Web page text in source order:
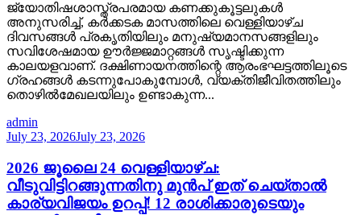
ജ്യോതിഷശാസ്ത്രപരമായ കണക്കുകൂട്ടലുകൾ
അനുസരിച്ച്, കർക്കടക മാസത്തിലെ വെള്ളിയാഴ്ച
ദിവസങ്ങൾ പ്രകൃതിയിലും മനുഷ്യമാനസങ്ങളിലും
സവിശേഷമായ ഊർജ്ജമാറ്റങ്ങൾ സൃഷ്ടിക്കുന്ന
കാലയളവാണ്. ദക്ഷിണായനത്തിന്റെ ആരംഭഘട്ടത്തിലൂടെ
ഗ്രഹങ്ങൾ കടന്നുപോകുമ്പോൾ, വ്യക്തിജീവിതത്തിലും
തൊഴിൽമേഖലയിലും ഉണ്ടാകുന്ന...
admin
July 23, 2026July 23, 2026
2026 ജൂലൈ 24 വെള്ളിയാഴ്ച:
വീടുവിട്ടിറങ്ങുന്നതിനു മുൻപ് ഇത് ചെയ്താൽ
കാര്യവിജയം ഉറപ്പ്! 12 രാശിക്കാരുടെയും